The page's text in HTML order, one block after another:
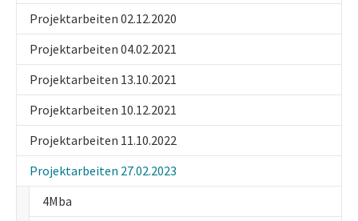
Projektarbeiten 02.12.2020
Projektarbeiten 04.02.2021
Projektarbeiten 13.10.2021
Projektarbeiten 10.12.2021
Projektarbeiten 11.10.2022
Projektarbeiten 27.02.2023
4Mba